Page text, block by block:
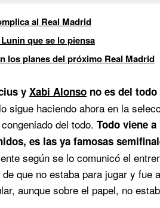
al Real Madrid
que se lo piensa
los planes del próximo Real Madrid
y Xabi Alonso no es del todo
sigue haciendo ahora en la
del todo. Todo viene
es las ya famosas
según se lo comunicó el
que no estaba para jugar y fue
aunque sobre el papel, no